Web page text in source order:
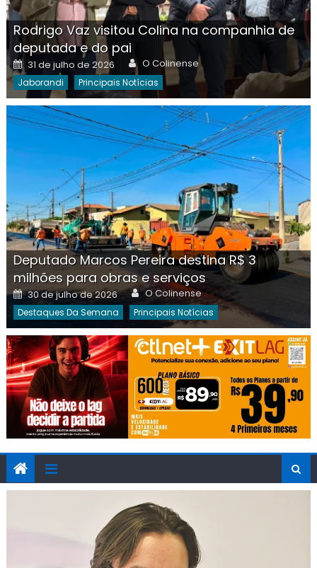
Rodrigo Vaz visitou Colina na companhia de
deputada e do pai
Posted
on
31 de julho de 2026 Author
O Colinense
Jaborandi Principais Notícias
Deputado Marcos Pereira destina R$ 3
milhões para obras e serviços
Posted
on
30 de julho de 2026 Author
O Colinense
Destaques Da Semana Principais Notícias